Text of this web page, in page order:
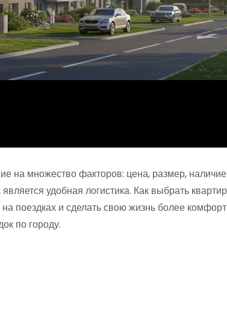
на множество факторов: цена, размер,
удобная логистика. Как выбрать
поездках и сделать свою жизнь более
по городу.